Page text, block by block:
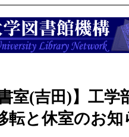
室(吉田)】工学
転と休室のお知